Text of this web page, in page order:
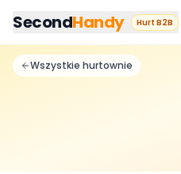
SecondHandy Hurt B2B
Wszystkie hurtownie